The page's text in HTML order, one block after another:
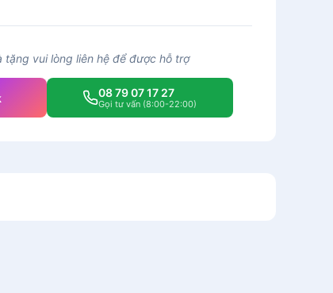
tặng vui lòng liên hệ để được hỗ trợ
08 79 07 17 27
Gọi tư vấn (8:00-22:00)